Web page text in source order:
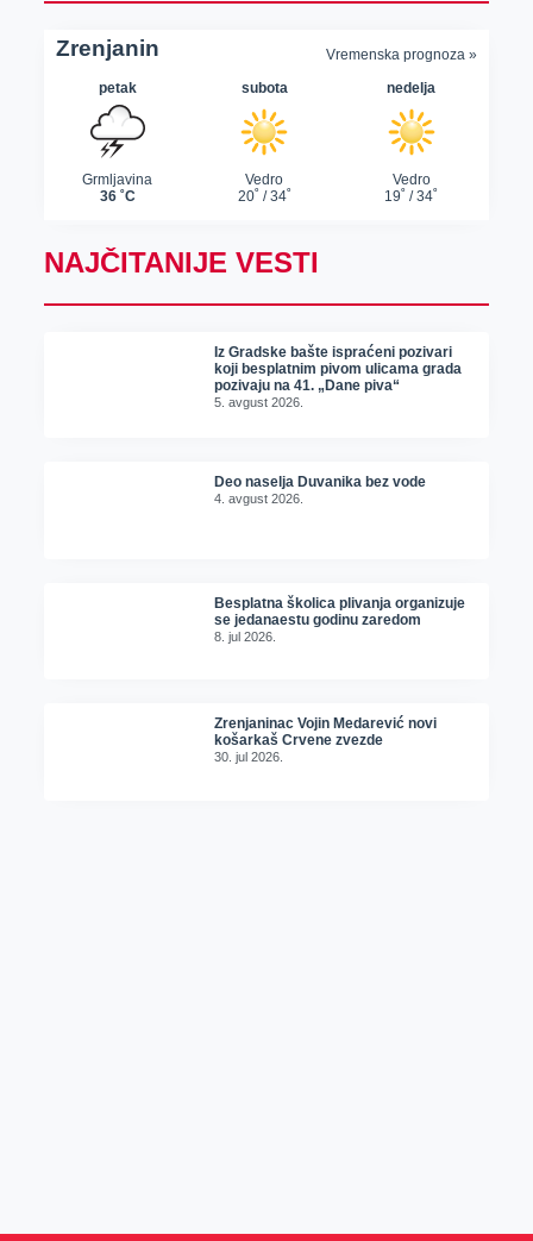
NAJČITANIJE VESTI
Iz Gradske bašte ispraćeni pozivari
koji besplatnim pivom ulicama grada
pozivaju na 41. „Dane piva“
5. avgust 2026.
Deo naselja Duvanika bez vode
4. avgust 2026.
Besplatna školica plivanja organizuje
se jedanaestu godinu zaredom
8. jul 2026.
Zrenjaninac Vojin Medarević novi
košarkaš Crvene zvezde
30. jul 2026.